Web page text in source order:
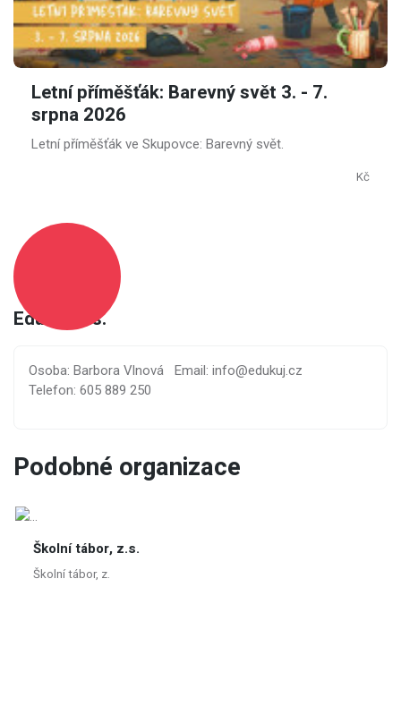
Edukuj, z.s.
Osoba: Barbora Vlnová
Email: info@edukuj.cz
Telefon: 605 889 250
Letní příměšťák: Barevný svět 3. - 7.
srpna 2026
Letní příměšťák ve Skupovce: Barevný svět.
Kč
Podobné organizace
Školní tábor, z.s.
Školní tábor, z.